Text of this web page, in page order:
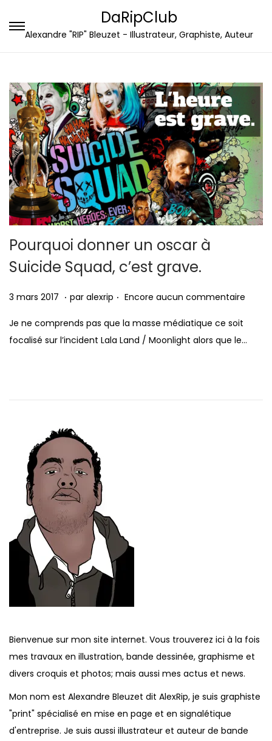
P
s
e
r
à
l
a
n
a
v
a
o
n
P
s
e
r
a
u
c
o
n
t
u
DaRipClub
Alexandre "RIP" Bleuzet - Illustrateur, Graphiste, Auteur
Pourquoi donner un oscar à
Suicide Squad, c’est grave.
P
b
l
3 mars 2017 3
a
r
7
. par alexrip . Encore aucun commentaire
Je ne comprends pas que la masse médiatique ce soit
focalisé sur l’incident Lala Land / Moonlight alors que le…
Bienvenue sur mon site internet. Vous trouverez ici à la fois
mes travaux en illustration, bande dessinée, graphisme et
divers croquis et photos; mais aussi mes actus et news.
Mon nom est Alexandre Bleuzet dit AlexRip, je suis graphiste
"print" spécialisé en mise en page et en signalétique
d'entreprise. Je suis aussi illustrateur et auteur de bande